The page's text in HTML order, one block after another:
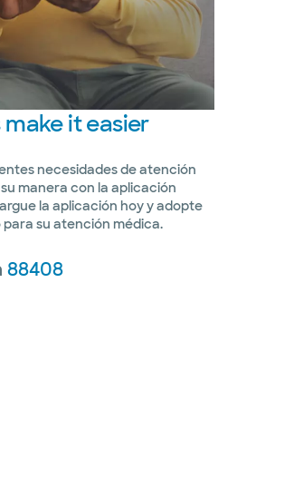
it easier
necesidades de atención
manera con la aplicación
la aplicación hoy y adopte
su atención médica.
88408